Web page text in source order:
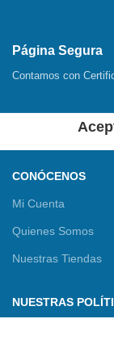
Página Segura
Contamos con
CONÓCENOS
Mi Cuenta
Quienes Somos
Nuestras Tiendas
NUESTRAS